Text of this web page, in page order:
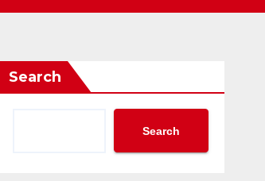
Search
Search